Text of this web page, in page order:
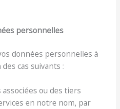
personnelles
données personnelles à
cas suivants :
ou des tiers
en notre nom, par